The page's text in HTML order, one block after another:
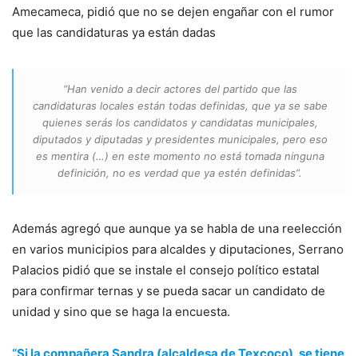
Amecameca, pidió que no se dejen engañar con el rumor
que las candidaturas ya están dadas
“Han venido a decir actores del partido que las
candidaturas locales están todas definidas, que ya se sabe
quienes serás los candidatos y candidatas municipales,
diputados y diputadas y presidentes municipales, pero eso
es mentira (…) en este momento no está tomada ninguna
definición, no es verdad que ya estén definidas”.
Además agregó que aunque ya se habla de una reelección
en varios municipios para alcaldes y diputaciones, Serrano
Palacios pidió que se instale el consejo político estatal
para confirmar ternas y se pueda sacar un candidato de
unidad y sino que se haga la encuesta.